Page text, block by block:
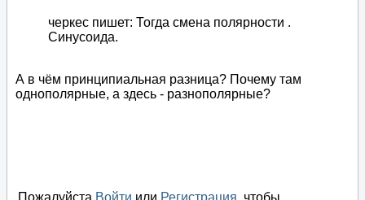
черкес пишет: Тогда смена полярности .
Синусоида.
А в чём принципиальная разница? Почему там
однополярные, а здесь - разнополярные?
Пожалуйста Войти или Регистрация, чтобы